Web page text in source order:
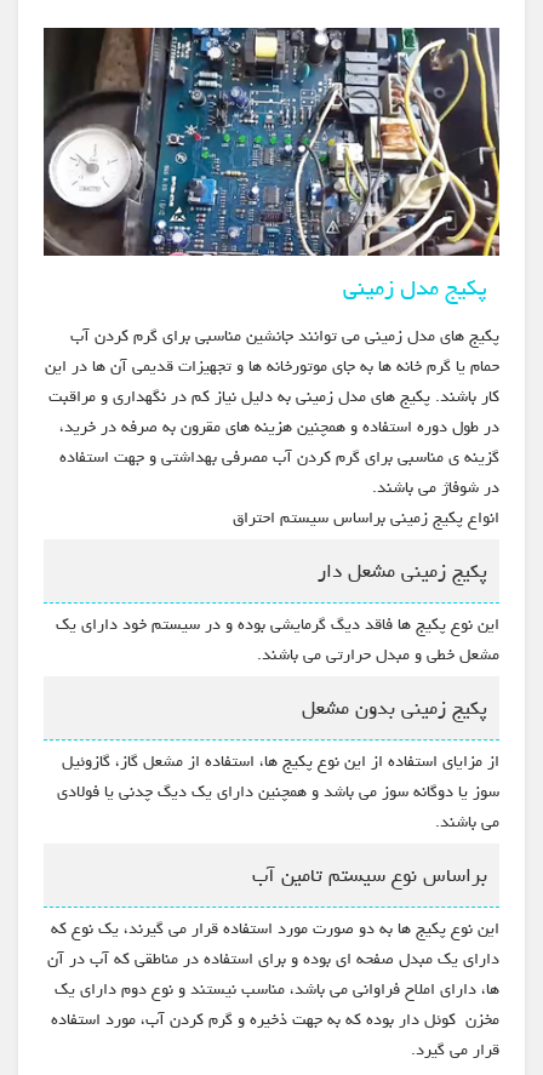
پکیج مدل زمینی
پکیج های مدل زمینی می توانند جانشین مناسبی برای گرم کردن آب
حمام یا گرم خانه ها به جای موتورخانه ها و تجهیزات قدیمی آن ها در این
کار باشند. پکیج های مدل زمینی به دلیل نیاز کم در نگهداری و مراقبت
در طول دوره استفاده و همچنین هزینه های مقرون به صرفه در خرید،
گزینه ی مناسبی برای گرم کردن آب مصرفی بهداشتی و جهت استفاده
در شوفاژ می باشند.
انواع پکیج زمینی براساس سیستم احتراق
پکیج زمینی مشعل دار
این نوع پکیج ها فاقد دیگ گرمایشی بوده و در سیستم خود دارای یک
مشعل خطی و مبدل حرارتی می باشند.
پکیج زمینی بدون مشعل
از مزایای استفاده از این نوع پکیج ها، استفاده از مشعل گاز، گازوئیل
سوز یا دوگانه سوز می باشد و همچنین دارای یک دیگ چدنی یا فولادی
می باشند.
براساس نوع سیستم تامین آب
این نوع پکیج ها به دو صورت مورد استفاده قرار می گیرند، یک نوع که
دارای یک مبدل صفحه ای بوده و برای استفاده در مناطقی که آب در آن
ها، دارای املاح فراوانی می باشد، مناسب نیستند و نوع دوم دارای یک
مخزن کوئل دار بوده که به جهت ذخیره و گرم کردن آب، مورد استفاده
قرار می گیرد.